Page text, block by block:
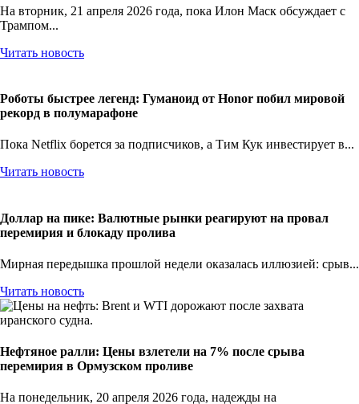
На вторник, 21 апреля 2026 года, пока Илон Маск обсуждает с
Трампом...
Читать новость
Роботы быстрее легенд: Гуманоид от Honor побил мировой
рекорд в полумарафоне
Пока Netflix борется за подписчиков, а Тим Кук инвестирует в...
Читать новость
Доллар на пике: Валютные рынки реагируют на провал
перемирия и блокаду пролива
Мирная передышка прошлой недели оказалась иллюзией: срыв...
Читать новость
Нефтяное ралли: Цены взлетели на 7% после срыва
перемирия в Ормузском проливе
На понедельник, 20 апреля 2026 года, надежды на